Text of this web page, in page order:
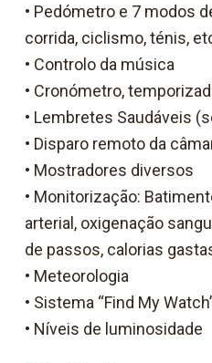
• Pedómetro e 7 modos
corrida, ciclismo, ténis,
• Controlo da música
• Cronómetro,
• Lembretes Saudáveis
• Disparo remoto da
• Mostradores diversos
• Monitorização:
arterial, oxigenação
de passos, calorias
• Meteorologia
• Sistema “Find My
• Níveis de luminosidade